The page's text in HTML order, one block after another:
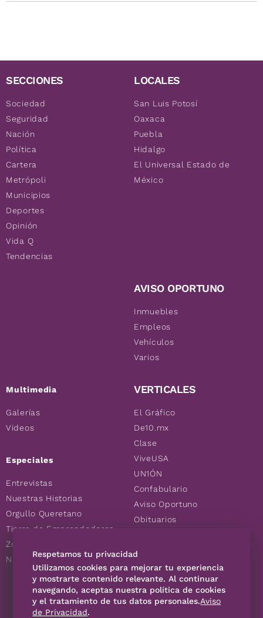
SECCIONES
Sociedad
Seguridad
Nación
Política
Cartera
Metrópoli
Municipios
Deportes
Opinión
Vida Q
Tendencias
Multimedia
Galerías
Videos
Especiales
Entrevistas
Nuestras Historias
Orgullo Queretano
Tierra de Emprendedores
Zoociales
Nuevos Queretanos
LOCALES
San Luis Potosí
Oaxaca
Puebla
Hidalgo
El Universal Estado de
México
AVISO OPORTUNO
Inmuebles
Empleos
Vehículos
Varios
VERTICALES
El Gráfico
De10.mx
Clase
ViveUSA
UN1ÓN
Confabulario
Aviso Oportuno
Obituarios
Consultas
SÍGUENOS
Respetamos tu privacidad
Utilizamos cookies para mejorar tu experiencia
y mostrarte contenido relevante. Al continuar
navegando, aceptas nuestra política de cookies
y el tratamiento de tus datos personales.Aviso
de Privacidad.